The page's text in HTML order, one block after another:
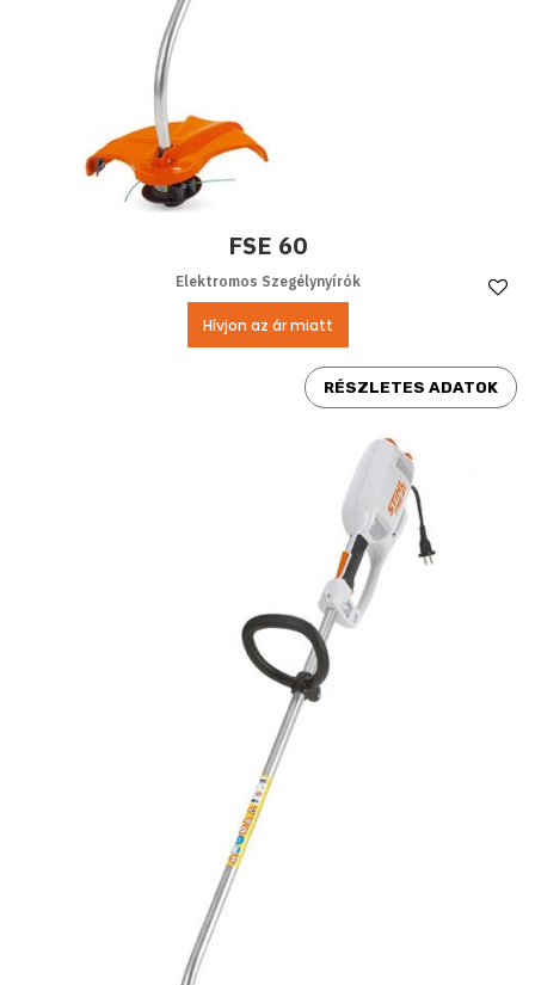
FSE 60
Elektromos Szegélynyírók
Hívjon az ár miatt
RÉSZLETES ADATOK